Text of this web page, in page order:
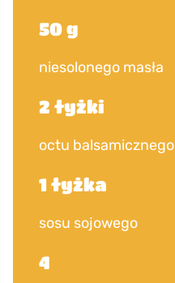
50 g
niesolonego masła
2 łyżki
octu balsamicznego
1 łyżka
sosu sojowego
4